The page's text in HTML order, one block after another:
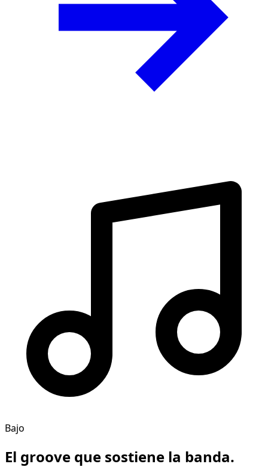
Bajo
El groove que sostiene la banda.